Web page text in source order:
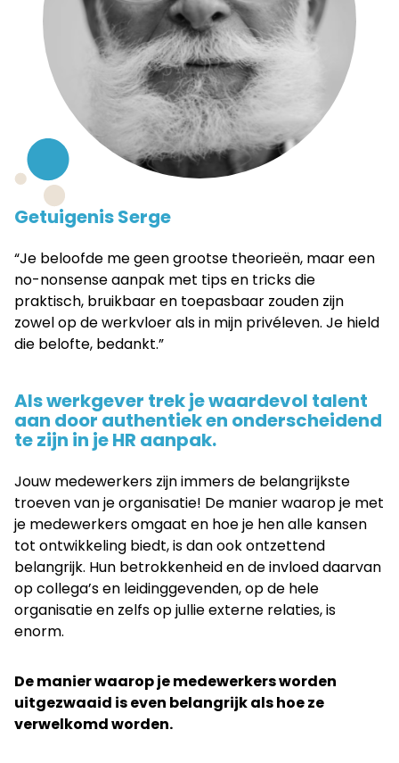
Getuigenis Serge
“Je beloofde me geen grootse theorieën, maar een
no-nonsense aanpak met tips en tricks die
praktisch, bruikbaar en toepasbaar zouden zijn
zowel op de werkvloer als in mijn privéleven. Je hield
die belofte, bedankt.”
Als werkgever trek je waardevol talent
aan door authentiek en onderscheidend
te zijn in je HR aanpak.
Jouw medewerkers zijn immers de belangrijkste
troeven van je organisatie! De manier waarop je met
je medewerkers omgaat en hoe je hen alle kansen
tot ontwikkeling biedt, is dan ook ontzettend
belangrijk. Hun betrokkenheid en de invloed daarvan
op collega’s en leidinggevenden, op de hele
organisatie en zelfs op jullie externe relaties, is
enorm.
De manier waarop je medewerkers worden
uitgezwaaid is even belangrijk als hoe ze
verwelkomd worden.